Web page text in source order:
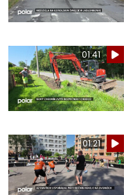
01:41
01:21